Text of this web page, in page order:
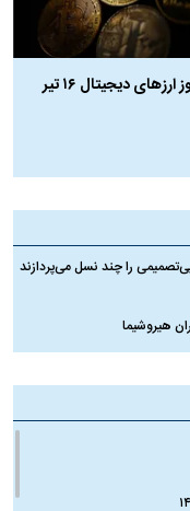
قیمت روز ارز‌های دیجیتال ۱۶ تیر
را چند نسل می‌پردازند
هیروشیما